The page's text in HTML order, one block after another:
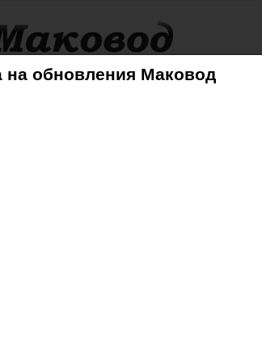
на обновления Маковод
iPhone iPad iPod AppleTV
упаковка